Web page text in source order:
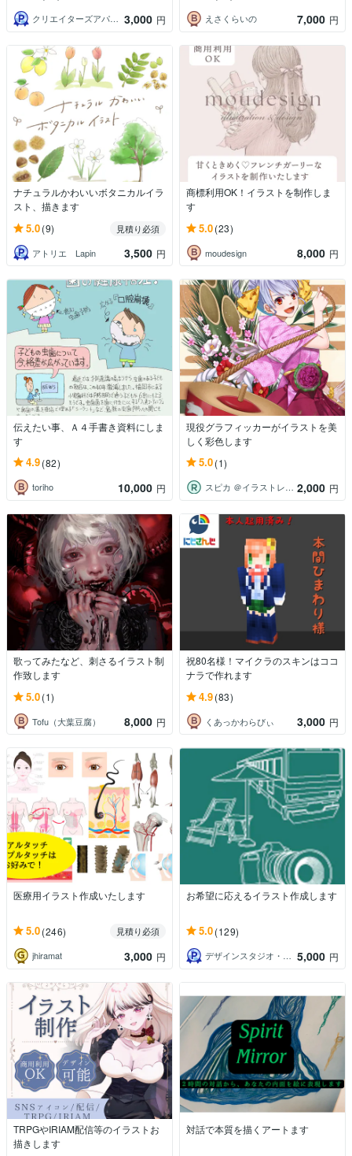
クリエイターズアパートメントチーム 3,000 円 えさくらいの 7,000 円
ナチュラルかわいいボタニカルイラ
スト、描きます
5.0(9)
見積り必須
アトリエ Lapin
3,500 円
商標利用OK！イラストを制作しま
す
5.0(23)
moudesign 8,000 円
伝えたい事、Ａ４手書き資料にしま
す
4.9(82)
toriho 10,000 円
現役グラフィッカーがイラストを美
しく彩色します
5.0(1)
スピカ ＠イラストレーター 2,000 円
歌ってみたなど、刺さるイラスト制
作致します
5.0(1)
Tofu（大葉豆腐） 8,000 円
祝80名様！マイクラのスキンはココ
ナラで作れます
4.9(83)
くあっかわらびぃ 3,000 円
医療用イラスト作成いたします
5.0(246)
見積り必須
jhiramat
3,000 円
お希望に応えるイラスト作成します
5.0(129)
デザインスタジオ・maru 5,000 円
TRPGやIRIAM配信等のイラストお
描きします
対話で本質を描くアートます